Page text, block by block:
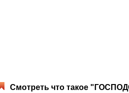
Смотреть что такое